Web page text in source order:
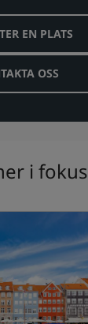
EN PLATS
OSS
i fokus